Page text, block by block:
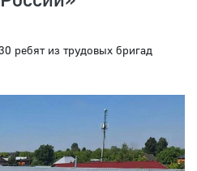
ребят из трудовых бригад